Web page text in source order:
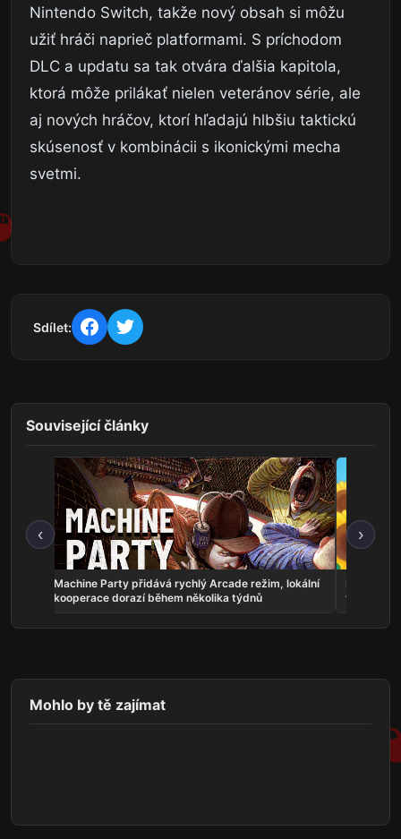
Nintendo Switch, takže nový obsah si môžu
užiť hráči naprieč platformami. S príchodom
DLC a updatu sa tak otvára ďalšia kapitola,
ktorá môže prilákať nielen veteránov série, ale
aj nových hráčov, ktorí hľadajú hlbšiu taktickú
skúsenosť v kombinácii s ikonickými mecha
svetmi.
Sdílet:
Související články
‹
Machine Party přidává rychlý Arcade režim, lokální
kooperace dorazí během několika týdnů
Danchi
festival
›
Mohlo by tě zajímat